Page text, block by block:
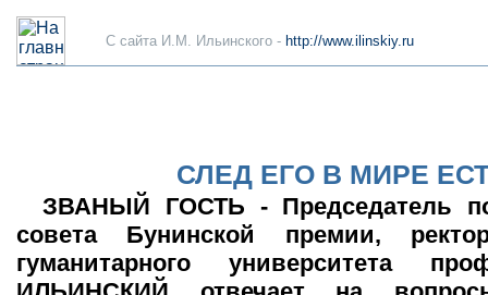
C сайта И.М. Ильинского - http://www.ilinskiy.ru
СЛЕД ЕГО В МИРЕ
ЗВАНЫЙ ГОСТЬ - Председатель
совета Бунинской премии,
гуманитарного университета